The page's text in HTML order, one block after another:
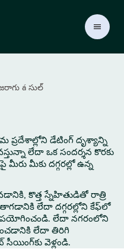
á సుల్
ప్రదేశాల్లోని డేటింగ్ దృశ్యాన్ని
లేదా ఒక సందర్శన కొరకు
మీకు దగ్గరల్లో ఉన్న
కొత్త స్నేహితుడితో రాత్రి
లేదా దగ్గరల్లోని కేఫ్‌లో
లేదా నగరంలోని
లేదా తిరిగి
వెళ్లండి.